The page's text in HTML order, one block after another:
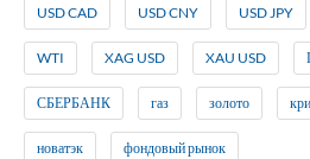
USD CAD USD CNY USD JPY
WTI XAG USD XAU USD
СБЕРБАНК газ золото
новатэк фондовый рынок